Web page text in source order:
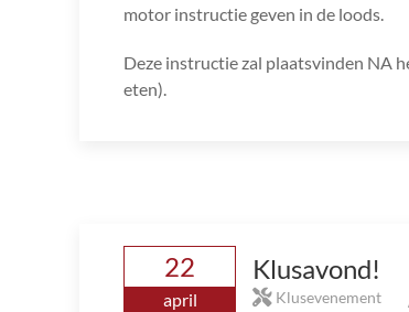
motor instructie geven in de loods.
Deze instructie zal plaatsvinden NA
eten).
22
april
Klusavond!
Klusevenement